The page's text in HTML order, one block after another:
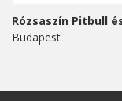
Rózsaszín Pitbull
Budapest